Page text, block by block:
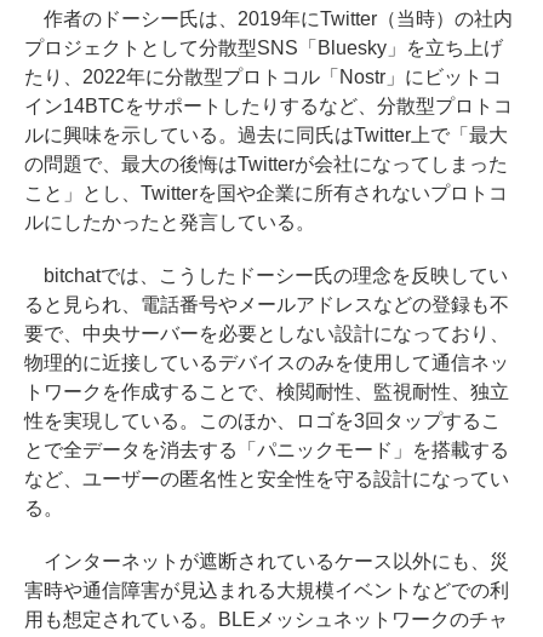
作者のドーシー氏は、2019年にTwitter（当時）の社内
プロジェクトとして分散型SNS「Bluesky」を立ち上げ
たり、2022年に分散型プロトコル「Nostr」にビットコ
イン14BTCをサポートしたりするなど、分散型プロトコ
ルに興味を示している。過去に同氏はTwitter上で「最大
の問題で、最大の後悔はTwitterが会社になってしまった
こと」とし、Twitterを国や企業に所有されないプロトコ
ルにしたかったと発言している。
bitchatでは、こうしたドーシー氏の理念を反映してい
ると見られ、電話番号やメールアドレスなどの登録も不
要で、中央サーバーを必要としない設計になっており、
物理的に近接しているデバイスのみを使用して通信ネッ
トワークを作成することで、検閲耐性、監視耐性、独立
性を実現している。このほか、ロゴを3回タップするこ
とで全データを消去する「パニックモード」を搭載する
など、ユーザーの匿名性と安全性を守る設計になってい
る。
インターネットが遮断されているケース以外にも、災
害時や通信障害が見込まれる大規模イベントなどでの利
用も想定されている。BLEメッシュネットワークのチャ